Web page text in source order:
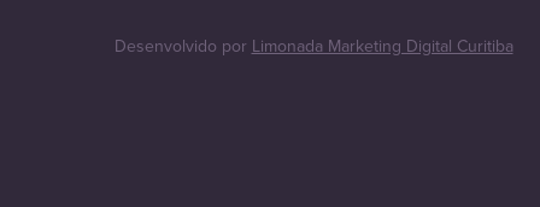
Desenvolvido por Limonada Marketing Digital Curitiba